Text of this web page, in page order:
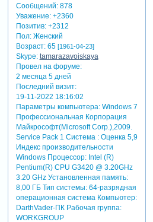
Сообщений:878
Уважение: +2360
Позитив: +2312
Пол:Женский
Возраст:65 [1961-04-23]
Skype: tamarazavoiskaya
Провел на форуме:
2 месяца 5 дней
Последний визит:
19-11-2022 18:16:02
Параметры компьютера:Windows 7
Профессиональная Корпорация
Майкрософт(Microsoft Corp.),2009.
Service Pack 1 Система : Оценка 5,9
Индекс производительности
Windows Процессор: Intel (R)
Pentium(R) CPU G3420 @ 3.20GHz
3.20 GHz Установленная память:
8,00 ГБ Тип системы: 64-разрядная
операционная система Компьютер:
DarthVader-ПК Рабочая группа:
WORKGROUP